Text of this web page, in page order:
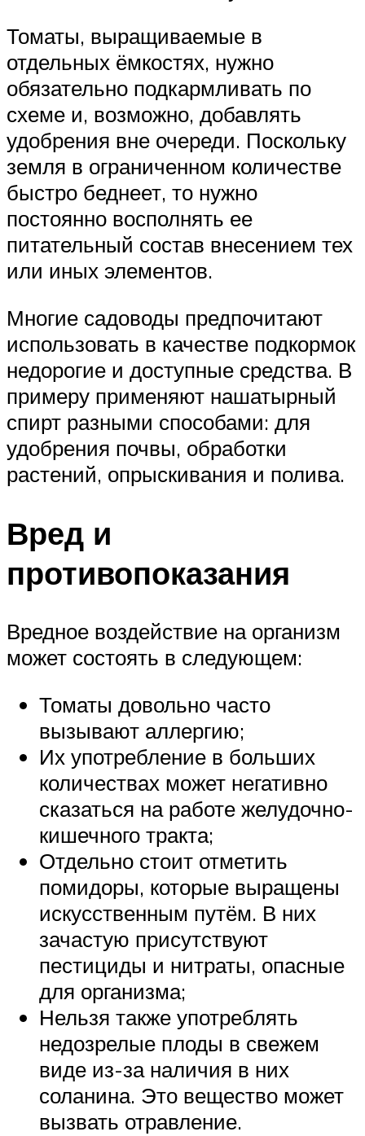
Томаты, выращиваемые в
отдельных ёмкостях, нужно
обязательно подкармливать по
схеме и, возможно, добавлять
удобрения вне очереди. Поскольку
земля в ограниченном количестве
быстро беднеет, то нужно
постоянно восполнять ее
питательный состав внесением тех
или иных элементов.
Многие садоводы предпочитают
использовать в качестве подкормок
недорогие и доступные средства. В
примеру применяют нашатырный
спирт разными способами: для
удобрения почвы, обработки
растений, опрыскивания и полива.
Вред и
противопоказания
Вредное воздействие на организм
может состоять в следующем:
Томаты довольно часто
вызывают аллергию;
Их употребление в больших
количествах может негативно
сказаться на работе желудочно-
кишечного тракта;
Отдельно стоит отметить
помидоры, которые выращены
искусственным путём. В них
зачастую присутствуют
пестициды и нитраты, опасные
для организма;
Нельзя также употреблять
недозрелые плоды в свежем
виде из-за наличия в них
соланина. Это вещество может
вызвать отравление.